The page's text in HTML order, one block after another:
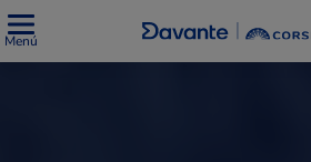
Menú